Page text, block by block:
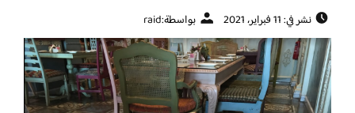
نشر في: 11 فبراير، 2021 بواسطة:raid